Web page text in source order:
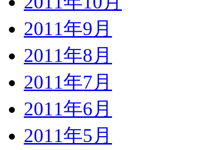
2011年9月
2011年8月
2011年7月
2011年6月
2011年5月